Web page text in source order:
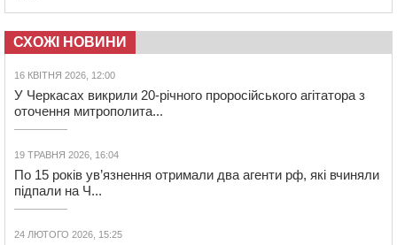
СХОЖІ НОВИНИ
16 КВІТНЯ 2026, 12:00
У Черкасах викрили 20-річного проросійського агітатора з
оточення митрополита...
19 ТРАВНЯ 2026, 16:04
По 15 років ув’язнення отримали два агенти рф, які вчиняли
підпали на Ч...
24 ЛЮТОГО 2026, 15:25